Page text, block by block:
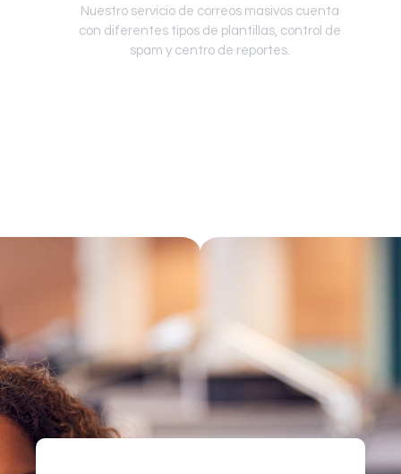
Nuestro servicio de correos masivos cuenta
con diferentes tipos de plantillas, control de
spam y centro de reportes.